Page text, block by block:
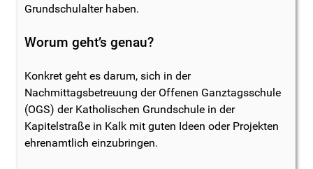
Grundschulalter haben.
Worum geht’s genau?
Konkret geht es darum, sich in der
Nachmittagsbetreuung der Offenen Ganztagsschule
(OGS) der Katholischen Grundschule in der
Kapitelstraße in Kalk mit guten Ideen oder Projekten
ehrenamtlich einzubringen.